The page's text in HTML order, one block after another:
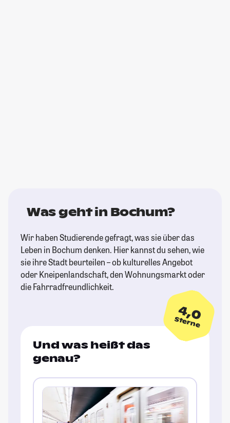
Was geht in Bochum?
Wir haben Studierende gefragt, was sie über das
Leben in Bochum denken. Hier kannst du sehen, wie
sie ihre Stadt beurteilen – ob kulturelles Angebot
oder Kneipenlandschaft, den Wohnungsmarkt oder
die Fahrradfreundlichkeit.
4,0
Sterne
Und was heißt das
genau?